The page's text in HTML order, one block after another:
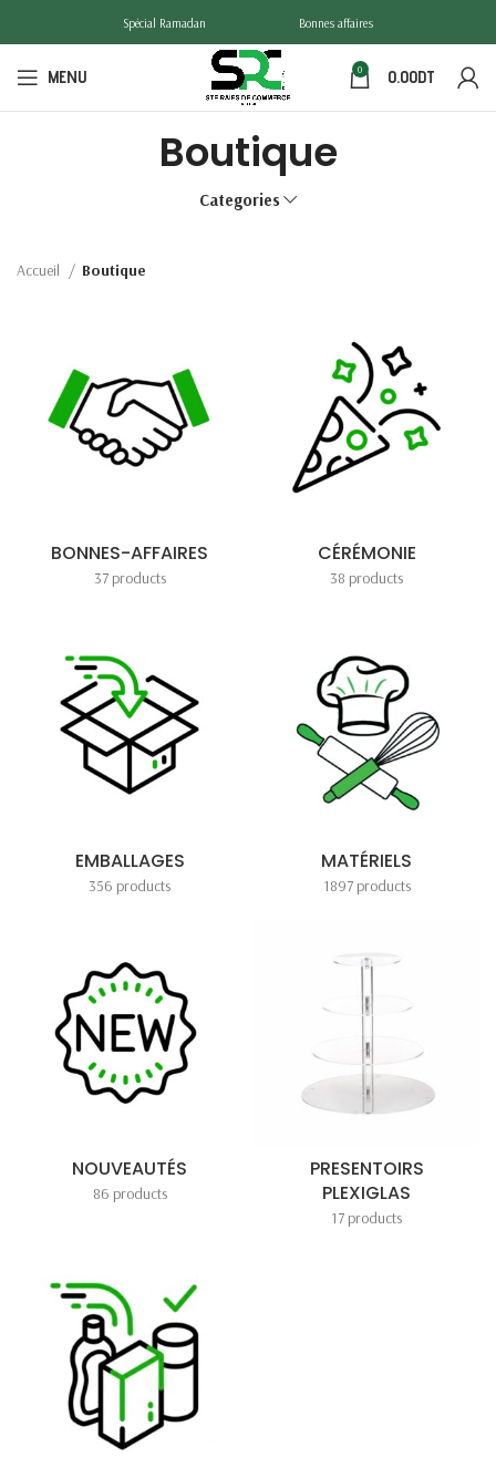
Spécial Ramadan Bonnes affaires
MENU 0 0.00DT
Boutique
Categories
Accueil Boutique
BONNES-AFFAIRES
37 products
CÉRÉMONIE
38 products
EMBALLAGES
356 products
MATÉRIELS
1897 products
NOUVEAUTÉS
86 products
PRESENTOIRS
PLEXIGLAS
17 products